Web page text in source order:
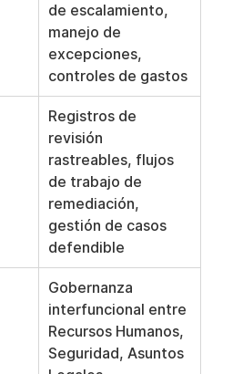
de escalamiento,
manejo de
excepciones,
controles de gastos
Registros de
revisión
rastreables, flujos
de trabajo de
remediación,
gestión de casos
defendible
Gobernanza
interfuncional entre
Recursos Humanos,
Seguridad, Asuntos